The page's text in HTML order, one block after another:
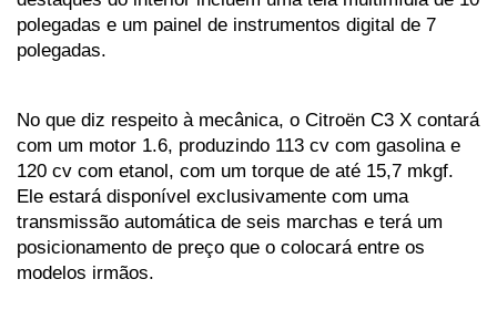
polegadas e um painel de instrumentos digital de 7
polegadas.
No que diz respeito à mecânica, o Citroën C3 X contará
com um motor 1.6, produzindo 113 cv com gasolina e
120 cv com etanol, com um torque de até 15,7 mkgf.
Ele estará disponível exclusivamente com uma
transmissão automática de seis marchas e terá um
posicionamento de preço que o colocará entre os
modelos irmãos.